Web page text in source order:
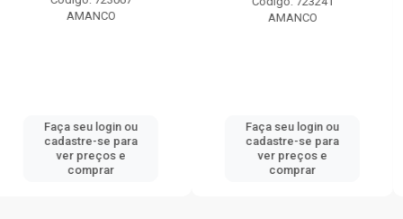
AMANCO
Faça seu login ou
cadastre-se para
ver preços e
comprar
AMANCO
Faça seu login ou
cadastre-se para
ver preços e
comprar